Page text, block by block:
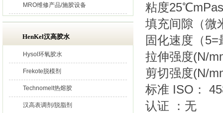
MRO维修产品/施胶设备
HenKel汉高胶水
Hysol环氧胶水
Frekote脱模剂
Technomelt热熔胶
汉高表调剂/脱脂剂
粘度
填充间隙（微
固化速度（
拉伸强度(N/
剪切强度(N/
标准 ISO：
认证 ：无